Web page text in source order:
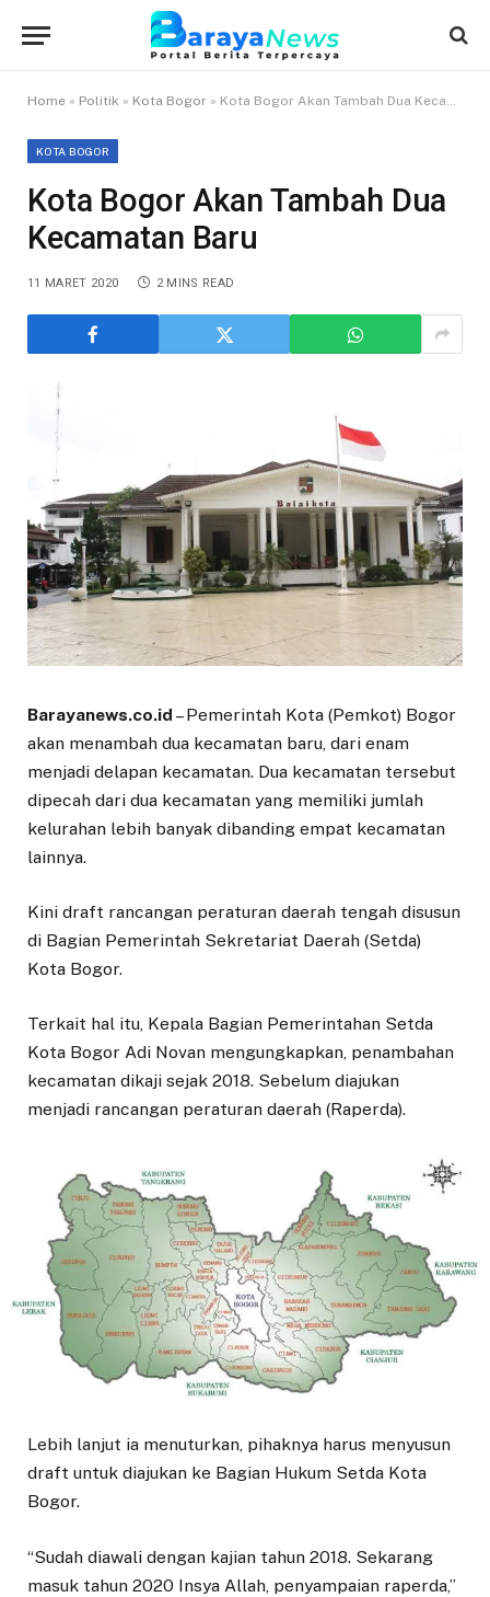
Home » Politik » Kota Bogor » Kota Bogor Akan Tambah Dua Kecamatan Baru
KOTA BOGOR
Kota Bogor Akan Tambah Dua
Kecamatan Baru
11 MARET 2020 2 MINS READ
Barayanews.co.id – Pemerintah Kota (Pemkot) Bogor
akan menambah dua kecamatan baru, dari enam
menjadi delapan kecamatan. Dua kecamatan tersebut
dipecah dari dua kecamatan yang memiliki jumlah
kelurahan lebih banyak dibanding empat kecamatan
lainnya.
Kini draft rancangan peraturan daerah tengah disusun
di Bagian Pemerintah Sekretariat Daerah (Setda)
Kota Bogor.
Terkait hal itu, Kepala Bagian Pemerintahan Setda
Kota Bogor Adi Novan mengungkapkan, penambahan
kecamatan dikaji sejak 2018. Sebelum diajukan
menjadi rancangan peraturan daerah (Raperda).
Lebih lanjut ia menuturkan, pihaknya harus menyusun
draft untuk diajukan ke Bagian Hukum Setda Kota
Bogor.
“Sudah diawali dengan kajian tahun 2018. Sekarang
masuk tahun 2020 Insya Allah, penyampaian raperda,”